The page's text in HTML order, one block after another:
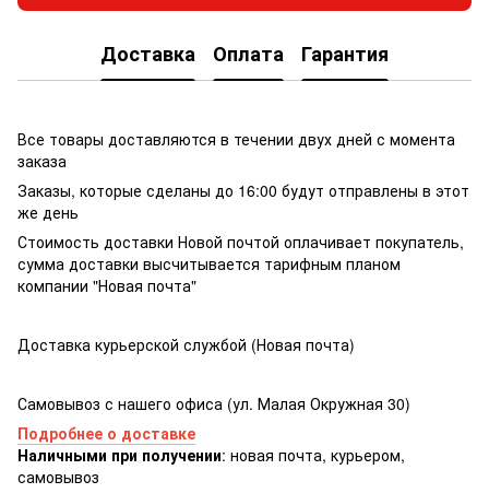
Доставка Оплата Гарантия
Все товары доставляются в течении двух дней с момента
заказа
Заказы, которые сделаны до 16:00 будут отправлены в этот
же день
Стоимость доставки Новой почтой оплачивает покупатель,
сумма доставки высчитывается тарифным планом
компании "Новая почта"
Доставка курьерской службой (Новая почта)
Самовывоз с нашего офиса (ул. Малая Окружная 30)
Подробнее о доставке
Наличными при получении: новая почта, курьером,
самовывоз